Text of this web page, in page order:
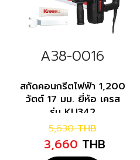
A38-0016
สกัดคอนกรีตไฟฟ้า 1,200
วัตต์ 17 มม. ยี่ห้อ เครส
รุ่น KU342
5,630 THB
3,660 THB